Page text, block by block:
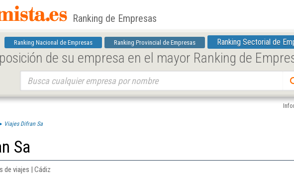
Ranking de Empresas
Ranking Nacional de Empresas Ranking Provincial de Empresas Ranking Sectorial de
de su empresa en el mayor Ranking de
Viajes Difran Sa
Sa
de viajes | Cádiz